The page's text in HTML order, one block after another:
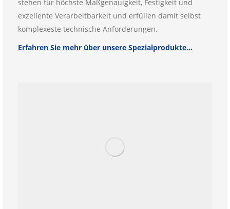
stehen für höchste Maßgenauigkeit, Festigkeit und
exzellente Verarbeitbarkeit und erfüllen damit selbst
komplexeste technische Anforderungen.
Erfahren Sie mehr über unsere Spezialprodukte…